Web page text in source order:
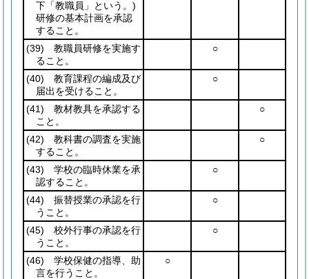
下「教職員」という。)
研修の基本計画を承認
すること。
(39) 教職員研修を実施す
ること。
○
(40) 教育課程の編成及び
届出を受けること。
○
(41) 教材教具を承認する
こと。
○
(42) 教科書の調査を実施
すること。
○
(43) 学校の臨時休業を承
認すること。
○
(44) 振替授業の承認を行
うこと。
○
(45) 校外行事の承認を行
うこと。
○
(46) 学校保健の指導、助
言を行うこと。
○